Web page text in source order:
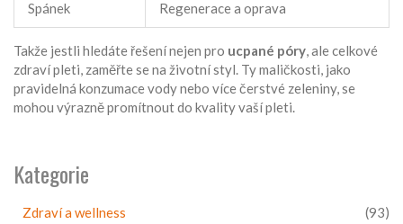
Spánek Regenerace a oprava
Takže jestli hledáte řešení nejen pro ucpané póry, ale celkové
zdraví pleti, zaměřte se na životní styl. Ty maličkosti, jako
pravidelná konzumace vody nebo více čerstvé zeleniny, se
mohou výrazně promítnout do kvality vaší pleti.
Kategorie
Zdraví a wellness (93)